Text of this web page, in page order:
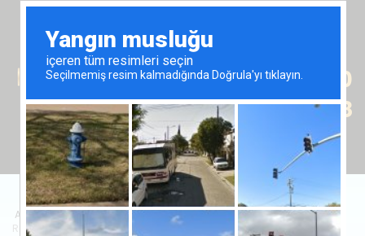
+90 (539) 102 2000
+90 (539) 102 2008
Anasayfa/Satılık Emlak/Daire/
Royal Sun Elite'de 1+1 Dairenin Satışı